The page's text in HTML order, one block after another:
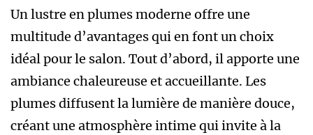
Un lustre en plumes moderne offre une
multitude d’avantages qui en font un choix
idéal pour le salon. Tout d’abord, il apporte une
ambiance chaleureuse et accueillante. Les
plumes diffusent la lumière de manière douce,
créant une atmosphère intime qui invite à la